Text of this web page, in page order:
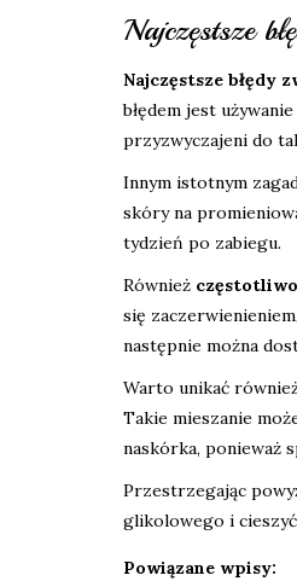
Najczęstsze
Najczęstsze błędy
błędem jest
przyzwyczajeni do
Innym istotnym
skóry na
tydzień po zabiegu.
Również
się
następnie można
Warto unikać
Takie mieszanie
naskórka, ponieważ
Przestrzegając
glikolowego i
Powiązane wpisy: